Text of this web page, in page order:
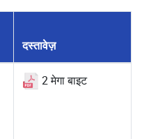
दस्तावेज़
2 मेगा बाइट